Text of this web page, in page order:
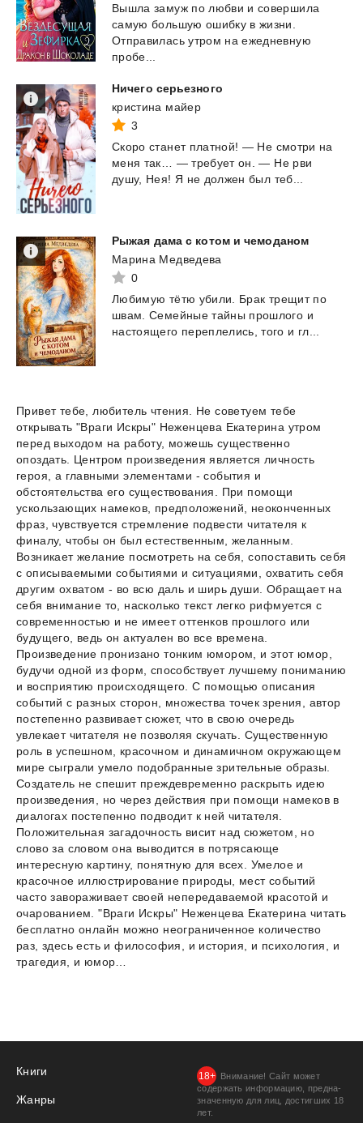
Вышла замуж по любви и совершила
самую большую ошибку в жизни.
Отправилась утром на ежедневную
пробе...
Ничего серьезного
кристина майер
3
Скоро станет платной! — Не смотри на
меня так… — требует он. — Не рви
душу, Нея! Я не должен был теб...
Рыжая дама с котом и чемоданом
Марина Медведева
0
Любимую тëтю убили. Брак трещит по
швам.
Семейные тайны прошлого и
настоящего переплелись, того и гл...
Привет тебе, любитель чтения. Не советуем тебе
открывать "Враги Искры" Неженцева Екатерина утром
перед выходом на работу, можешь существенно
опоздать. Центром произведения является личность
героя, а главными элементами - события и
обстоятельства его существования. При помощи
ускользающих намеков, предположений, неоконченных
фраз, чувствуется стремление подвести читателя к
финалу, чтобы он был естественным, желанным.
Возникает желание посмотреть на себя, сопоставить себя
с описываемыми событиями и ситуациями, охватить себя
другим охватом - во всю даль и ширь души. Обращает на
себя внимание то, насколько текст легко рифмуется с
современностью и не имеет оттенков прошлого или
будущего, ведь он актуален во все времена.
Произведение пронизано тонким юмором, и этот юмор,
будучи одной из форм, способствует лучшему пониманию
и восприятию происходящего. С помощью описания
событий с разных сторон, множества точек зрения, автор
постепенно развивает сюжет, что в свою очередь
увлекает читателя не позволяя скучать. Существенную
роль в успешном, красочном и динамичном окружающем
мире сыграли умело подобранные зрительные образы.
Создатель не спешит преждевременно раскрыть идею
произведения, но через действия при помощи намеков в
диалогах постепенно подводит к ней читателя.
Положительная загадочность висит над сюжетом, но
слово за словом она выводится в потрясающе
интересную картину, понятную для всех. Умелое и
красочное иллюстрирование природы, мест событий
часто завораживает своей непередаваемой красотой и
очарованием. "Враги Искры" Неженцева Екатерина читать
бесплатно онлайн можно неограниченное количество
раз, здесь есть и философия, и история, и психология, и
трагедия, и юмор…
Книги
Жанры
Внимание! Сайт может
содержать информацию, предна­
значенную для лиц, дости­гших 18
лет.